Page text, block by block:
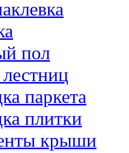
пол
паркета
плитки
крыши